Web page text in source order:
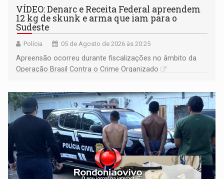
VÍDEO: Denarc e Receita Federal apreendem
12 kg de skunk e arma que iam para o
Sudeste
Polícia 05 de Agosto de 2026 às 20:25
Apreensão ocorreu durante fiscalizações no âmbito da
Operação Brasil Contra o Crime Organizado